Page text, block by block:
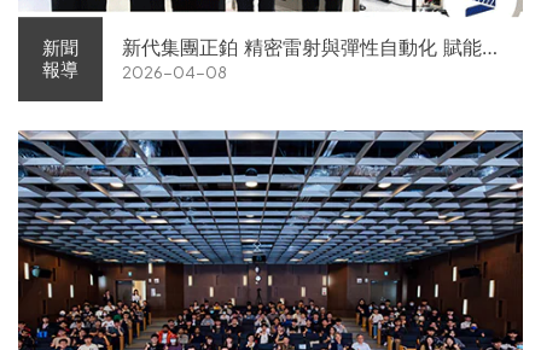
新聞
報導
新代集團正鉑 精密雷射與彈性自動化 賦能智
慧智造解方電子展亮相
2026-04-08